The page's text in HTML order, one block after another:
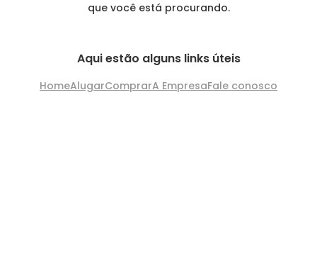
que você está procurando.
Aqui estão alguns links úteis
HomeAlugarComprarA EmpresaFale conosco